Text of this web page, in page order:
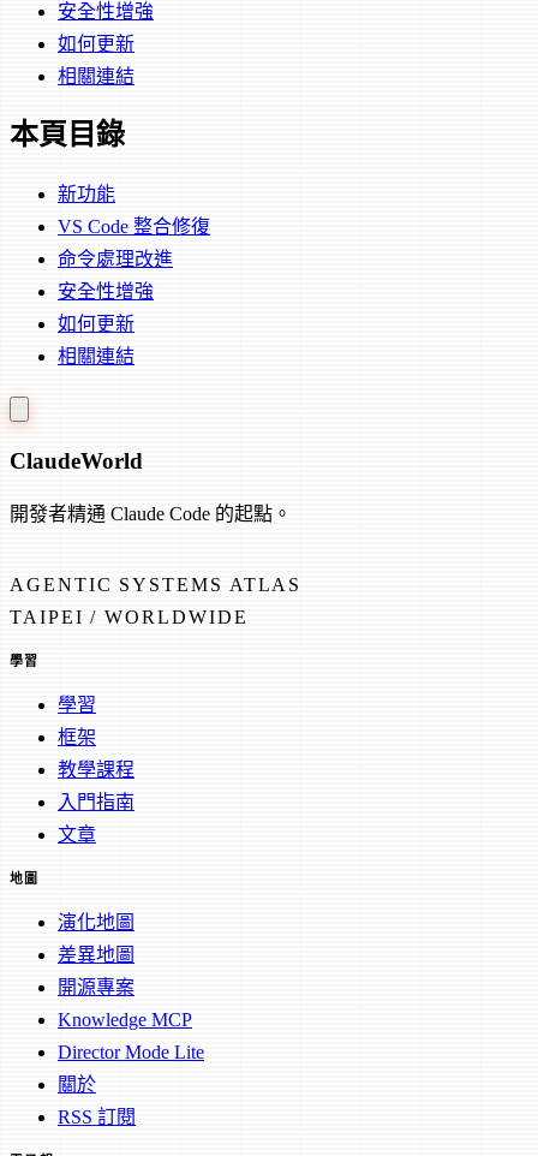
安全性增強
如何更新
相關連結
本頁目錄
新功能
VS Code 整合修復
命令處理改進
安全性增強
如何更新
相關連結
ClaudeWorld
開發者精通 Claude Code 的起點。
AGENTIC SYSTEMS ATLAS
TAIPEI / WORLDWIDE
學習
學習
框架
教學課程
入門指南
文章
地圖
演化地圖
差異地圖
開源專案
Knowledge MCP
Director Mode Lite
關於
RSS 訂閱